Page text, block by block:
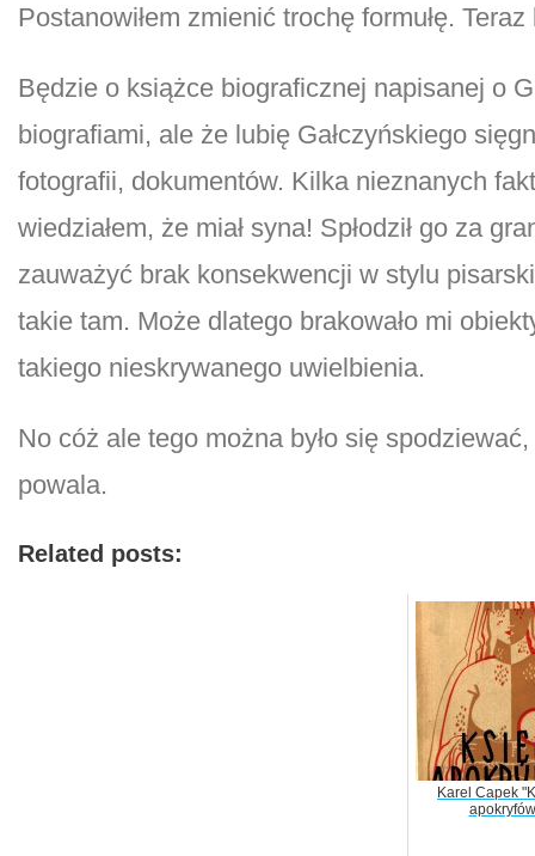
Postanowiłem zmienić trochę formułę.
Będzie o książce biograficznej napisanej o
biografiami, ale że lubię Gałczyńskiego
fotografii, dokumentów. Kilka nieznanych
wiedziałem, że miał syna! Spłodził go za
zauważyć brak konsekwencji w stylu
takie tam. Może dlatego brakowało mi
takiego nieskrywanego uwielbienia.
No cóż ale tego można było się
powala.
Related posts:
Karel Capek